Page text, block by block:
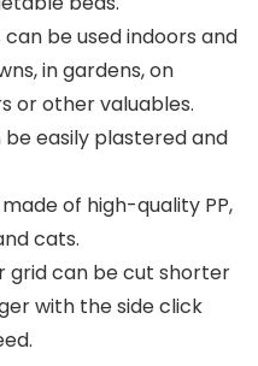
be used indoors and
in gardens, on
or other valuables.
be easily plastered and
made of high-quality PP,
cats.
grid can be cut shorter
with the side click